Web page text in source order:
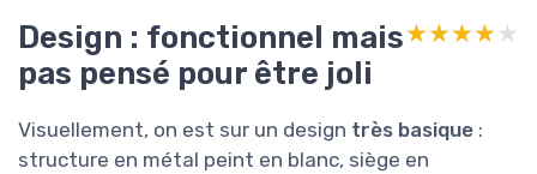
Design : fonctionnel mais
pas pensé pour être joli
★★★★★
★★★★★
Visuellement, on est sur un design très basique :
structure en métal peint en blanc, siège en